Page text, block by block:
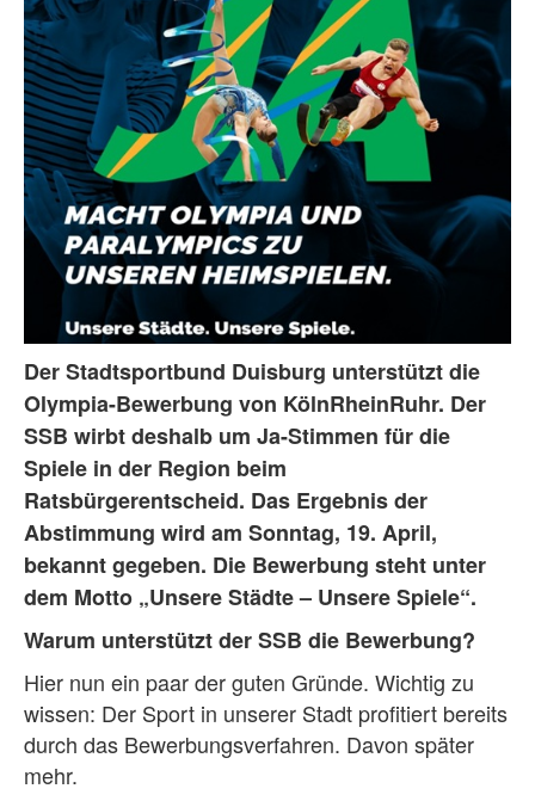
Der Stadtsportbund Duisburg unterstützt die
Olympia-Bewerbung von KölnRheinRuhr. Der
SSB wirbt deshalb um Ja-Stimmen für die
Spiele in der Region beim
Ratsbürgerentscheid. Das Ergebnis der
Abstimmung wird am Sonntag, 19. April,
bekannt gegeben. Die Bewerbung steht unter
dem Motto „Unsere Städte – Unsere Spiele“.
Warum unterstützt der SSB die Bewerbung?
Hier nun ein paar der guten Gründe. Wichtig zu
wissen: Der Sport in unserer Stadt profitiert bereits
durch das Bewerbungsverfahren. Davon später
mehr.